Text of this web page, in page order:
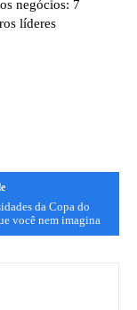
negócios: 7
líderes
da Copa do
você nem imagina